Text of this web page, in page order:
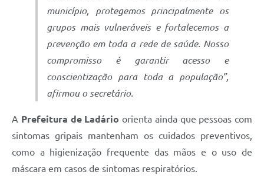
município, protegemos principalmente os
grupos mais vulneráveis e fortalecemos a
prevenção em toda a rede de saúde. Nosso
compromisso é garantir acesso e
conscientização para toda a população”,
afirmou o secretário.
A Prefeitura de Ladário orienta ainda que pessoas com
sintomas gripais mantenham os cuidados preventivos,
como a higienização frequente das mãos e o uso de
máscara em casos de sintomas respiratórios.